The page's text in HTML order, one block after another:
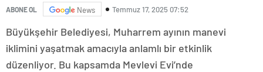
ABONE OL News Temmuz 17, 2025 07:52
Büyükşehir Belediyesi, Muharrem ayının manevi
iklimini yaşatmak amacıyla anlamlı bir etkinlik
düzenliyor. Bu kapsamda Mevlevi Evi’nde